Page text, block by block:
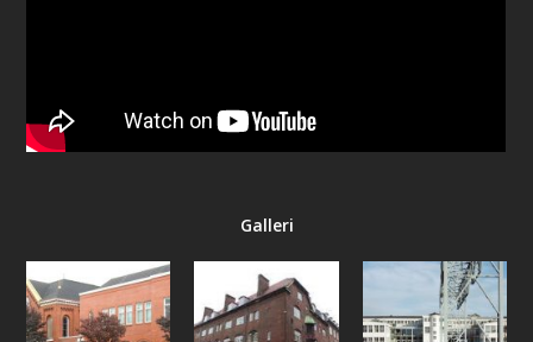
Galleri